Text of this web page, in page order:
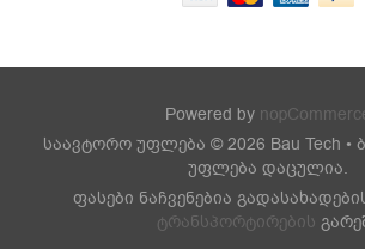
Powered by
საავტორო უფლება © 2026 Bau Tech •
უფლება დაცულია.
ფასები ნაჩვენებია
ტრანსპორტირების